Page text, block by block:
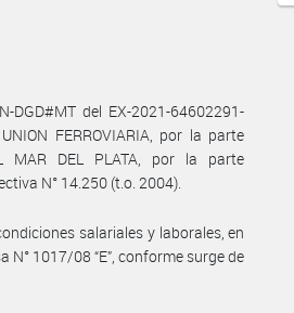
DGD#MT del EX-2021-64602291-
FERROVIARIA, por la parte
MAR DEL PLATA, por la parte
N° 14.250 (t.o. 2004).
salariales y laborales, en
N° 1017/08 “E”, conforme surge de